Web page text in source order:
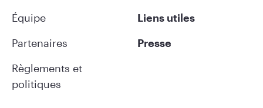
Équipe
Partenaires
Règlements et
politiques
Liens utiles
Presse